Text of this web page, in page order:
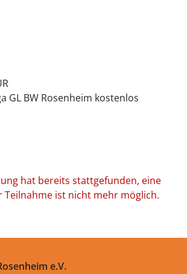
GL BW Rosenheim kostenlos
hat bereits stattgefunden, eine
Teilnahme ist nicht mehr möglich.
e.V.